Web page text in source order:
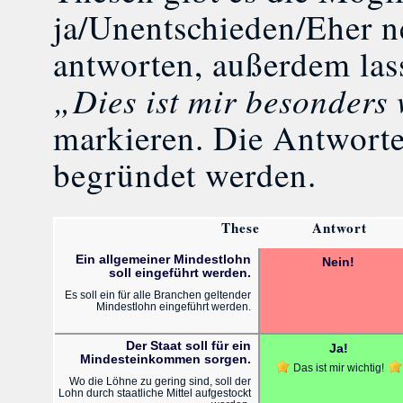
ja/Unentschieden/Eher
antworten, außerdem
„Dies ist mir
markieren. Die
begründet werden.
These Antwort
Ein allgemeiner Mindestlohn
soll eingeführt werden.
Es soll ein für alle Branchen geltender
Mindestlohn eingeführt werden.
Nein!
Der Staat soll für ein
Mindesteinkommen sorgen.
Wo die Löhne zu gering sind, soll der
Lohn durch staatliche Mittel aufgestockt
Ja!
Das ist mir wichtig!